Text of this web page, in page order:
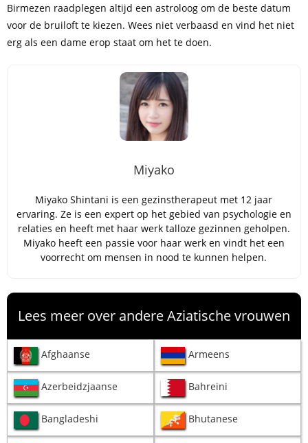
Birmezen raadplegen altijd een astroloog om de beste datum
voor de bruiloft te kiezen. Wees niet verbaasd en vind het niet
erg als een dame erop staat om het te doen.
Miyako
Miyako Shintani is een gezinstherapeut met 12 jaar
ervaring. Ze is een expert op het gebied van psychologie en
relaties en heeft met haar werk talloze gezinnen geholpen.
Miyako heeft een passie voor haar werk en vindt het een
voorrecht om mensen in nood te kunnen helpen.
Lees meer over andere Aziatische vrouwen
Afghaanse Armeens
Azerbeidzjaanse Bahreini
Bangladeshi Bhutanese